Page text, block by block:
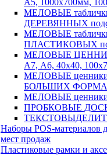
А5, 1000х700мм,
МЕЛОВЫЕ
ДЕРЕВЯННЫХ
МЕЛОВЫЕ
ПЛАСТИКОВЫХ
МЕЛОВЫЕ
А7, А6, 40х40,
МЕЛОВЫЕ
БОЛЬШИХ
МЕЛОВЫЕ
ПРОБКОВЫЕ
Наборы POS-материалов
мест продаж
Пластиковые рамки и